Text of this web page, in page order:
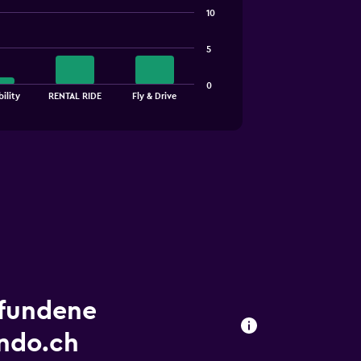
RENTAL RIDE Fly & Drive
0
5
10